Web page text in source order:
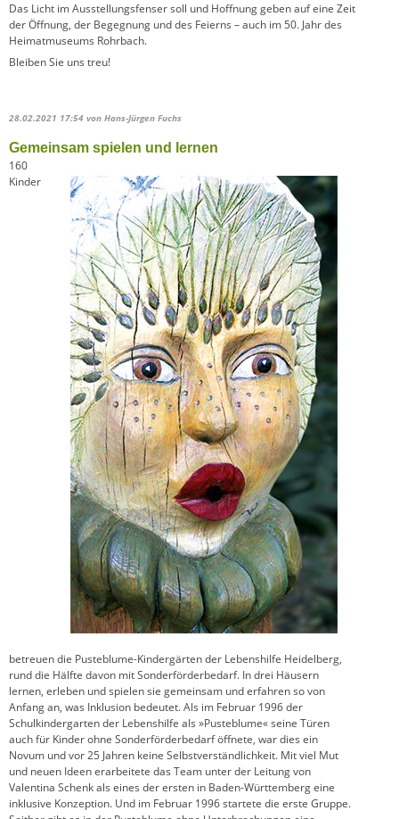
Das Licht im Ausstellungsfenser soll und Hoffnung geben auf eine Zeit
der Öffnung, der Begegnung und des Feierns – auch im 50. Jahr des
Heimatmuseums Rohrbach.
Bleiben Sie uns treu!
28.02.2021 17:54 von Hans-Jürgen Fuchs
Gemeinsam spielen und lernen
160
Kinder
betreuen die Pusteblume-Kindergärten der Lebenshilfe Heidelberg,
rund die Hälfte davon mit Sonderförderbedarf. In drei Häusern
lernen, erleben und spielen sie gemeinsam und erfahren so von
Anfang an, was Inklusion bedeutet. Als im Februar 1996 der
Schulkindergarten der Lebenshilfe als »Pusteblume« seine Türen
auch für Kinder ohne Sonderförderbedarf öffnete, war dies ein
Novum und vor 25 Jahren keine Selbstverständlichkeit. Mit viel Mut
und neuen Ideen erarbeitete das Team unter der Leitung von
Valentina Schenk als eines der ersten in Baden-Württemberg eine
inklusive Konzeption. Und im Februar 1996 startete die erste Gruppe.